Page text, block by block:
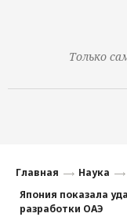
Только
Финансы
Главная
Наука
Япония показала
разработки ОАЭ